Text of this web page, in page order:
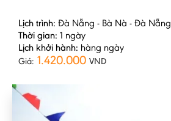
Lịch trình: Đà Nẵng - Bà Nà - Đà Nẵng
Thời gian: 1 ngày
Lịch khởi hành: hàng ngày
Giá: 1.420.000 VND